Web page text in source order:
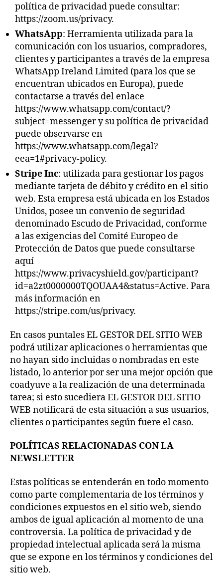
política de privacidad puede consultar:
https://zoom.us/privacy.
WhatsApp: Herramienta utilizada para la
comunicación con los usuarios, compradores,
clientes y participantes a través de la empresa
WhatsApp Ireland Limited (para los que se
encuentran ubicados en Europa), puede
contactarse a través del enlace
https://www.whatsapp.com/contact/?
subject=messenger y su política de privacidad
puede observarse en
https://www.whatsapp.com/legal?
eea=1#privacy-policy.
Stripe Inc: utilizada para gestionar los pagos
mediante tarjeta de débito y crédito en el sitio
web. Esta empresa está ubicada en los Estados
Unidos, posee un convenio de seguridad
denominado Escudo de Privacidad, conforme
a las exigencias del Comité Europeo de
Protección de Datos que puede consultarse
aquí
https://www.privacyshield.gov/participant?
id=a2zt0000000TQOUAA4&status=Active. Para
más información en
https://stripe.com/us/privacy.
En casos puntales EL GESTOR DEL SITIO WEB
podrá utilizar aplicaciones o herramientas que
no hayan sido incluidas o nombradas en este
listado, lo anterior por ser una mejor opción que
coadyuve a la realización de una determinada
tarea; si esto sucediera EL GESTOR DEL SITIO
WEB notificará de esta situación a sus usuarios,
clientes o participantes según fuere el caso.
POLÍTICAS RELACIONADAS CON LA
NEWSLETTER
Estas políticas se entenderán en todo momento
como parte complementaria de los términos y
condiciones expuestos en el sitio web, siendo
ambos de igual aplicación al momento de una
controversia. La política de privacidad y de
propiedad intelectual aplicada será la misma
que se expone en los términos y condiciones del
sitio web.